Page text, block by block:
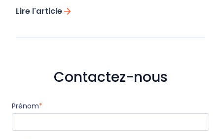
Lire l'article
Contactez-nous
Prénom*